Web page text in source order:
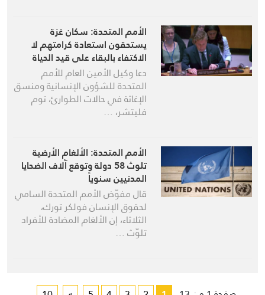
الأمم المتحدة: سكان غزة
يستحقون استعادة كرامتهم لا
الاكتفاء بالبقاء على قيد الحياة
دعا وكيل الأمين العام للأمم
المتحدة للشؤون الإنسانية ومنسق
الإغاثة في حالات الطوارئ، توم
فليتشر، …
الأمم المتحدة: الألغام الأرضية
تلوث 58 دولة وتوقع آلاف الضحايا
المدنيين سنوياً
قال مفوّض الأمم المتحدة السامي
لحقوق الإنسان فولكر تورك،
الثلاثاء، إن الألغام المضادة للأفراد
تلوّث …